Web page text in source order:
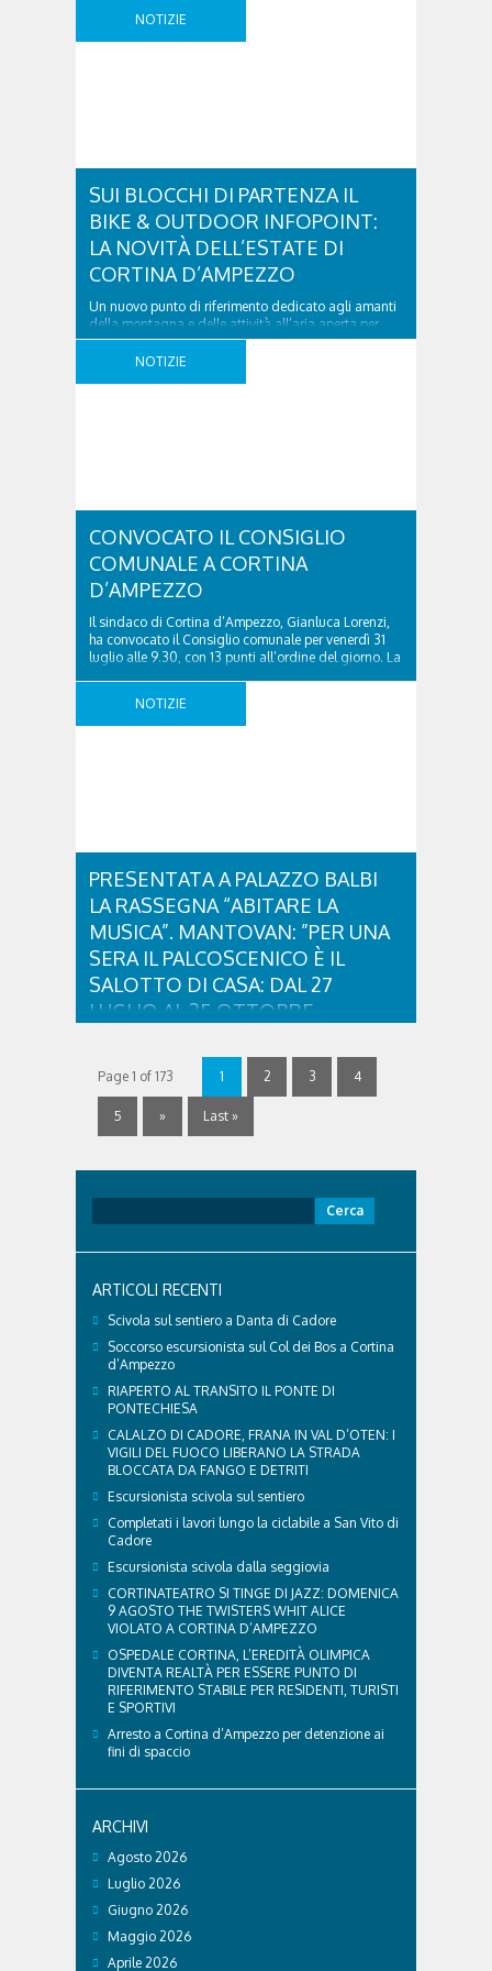
più in grado di spostarsi. Falco ..
NOTIZIE
SUI BLOCCHI DI PARTENZA IL
BIKE & OUTDOOR INFOPOINT:
LA NOVITÀ DELL’ESTATE DI
CORTINA D’AMPEZZO
Un nuovo punto di riferimento dedicato agli amanti
della montagna e delle attività all’aria aperta per
scoprire il meglio dell’offerta outdoor della Regina
delle Dolomiti. Cortina d’Ampezzo arricchisce la
NOTIZIE
CONVOCATO IL CONSIGLIO
COMUNALE A CORTINA
D’AMPEZZO
Il sindaco di Cortina d’Ampezzo, Gianluca Lorenzi,
ha convocato il Consiglio comunale per venerdì 31
luglio alle 9.30, con 13 punti all’ordine del giorno. La
CONSIGLIO COMUNALE A CORTINA D’AMPEZZO
was last modified: Luglio 24th, 2026 by Alessandra
NOTIZIE
PRESENTATA A PALAZZO BALBI
LA RASSEGNA “ABITARE LA
MUSICA”. MANTOVAN: ”PER UNA
SERA IL PALCOSCENICO È IL
SALOTTO DI CASA: DAL 27
LUGLIO AL 25 OTTOBRE
D’ARTISTA NELLE ABITAZIONI DI
CORTINA D’AMPEZZO E NEI
LUOGHI DELLA PROVINCIA DI
BELLUNO”
“Quando un musicista suona a due metri da chi
modo di stare seduti, cambia soprattutto il rapporto
tra chi la cultura la produce e chi la riceve. Abitare la
Page 1 of 173 1 2 3 4
5 » Last »
per:
ARTICOLI RECENTI
Scivola sul sentiero a Danta di Cadore
Soccorso escursionista sul Col dei Bos a Cortina
d’Ampezzo
RIAPERTO AL TRANSITO IL PONTE DI
PONTECHIESA
CALALZO DI CADORE, FRANA IN VAL D’OTEN: I
VIGILI DEL FUOCO LIBERANO LA STRADA
BLOCCATA DA FANGO E DETRITI
Escursionista scivola sul sentiero
Completati i lavori lungo la ciclabile a San Vito di
Cadore
Escursionista scivola dalla seggiovia
CORTINATEATRO SI TINGE DI JAZZ: DOMENICA
9 AGOSTO THE TWISTERS WHIT ALICE
VIOLATO A CORTINA D’AMPEZZO
OSPEDALE CORTINA, L’EREDITÀ OLIMPICA
DIVENTA REALTÀ PER ESSERE PUNTO DI
RIFERIMENTO STABILE PER RESIDENTI, TURISTI
E SPORTIVI
Arresto a Cortina d’Ampezzo per detenzione ai
fini di spaccio
ARCHIVI
Agosto 2026
Luglio 2026
Giugno 2026
Maggio 2026
Aprile 2026